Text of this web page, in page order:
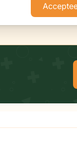
AdviesNieuws